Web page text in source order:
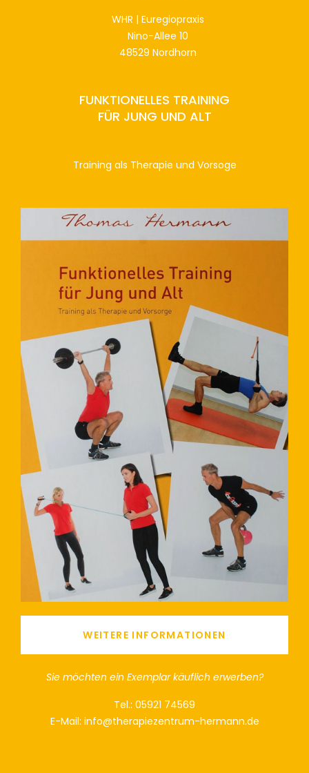
WHR | Euregiopraxis
Nino-Allee 10
48529 Nordhorn
FUNKTIONELLES TRAINING
FÜR JUNG UND ALT
Training als Therapie und Vorsoge
WEITERE INFORMATIONEN
Sie möchten ein Exemplar käuflich erwerben?
Tel.: 05921 74569
E-Mail: info@therapiezentrum-hermann.de